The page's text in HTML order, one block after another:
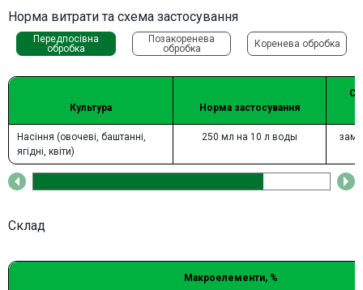
Норма витрати та схема застосування
Передпосівна
обробка
Позакоренева
обробка
Коренева обробка
Культура Норма застосування
Насіння (овочеві, баштанні,
ягідні, квіти)
250 мл на 10 л воды
Склад
Макроелементи, %